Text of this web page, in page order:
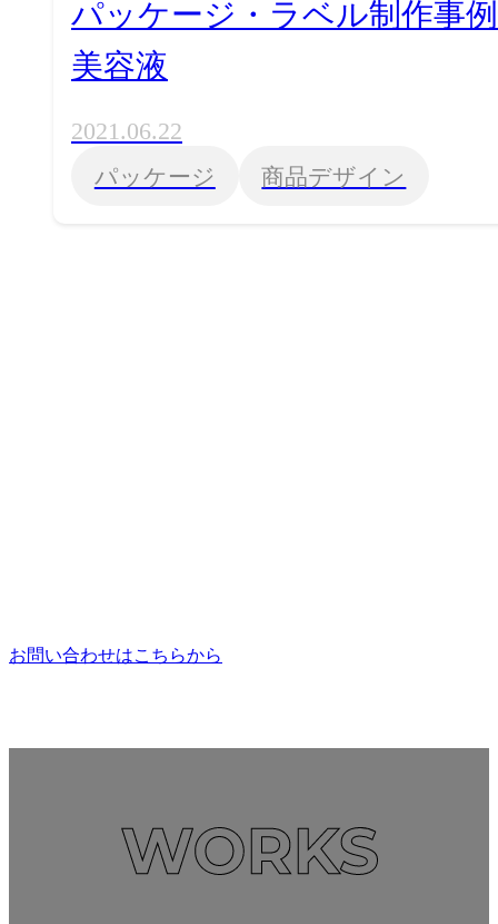
パッケージ・ラベル制作事例
美容液
2021.06.22
パッケージ 商品デザイン
お問い合わせはこちらから